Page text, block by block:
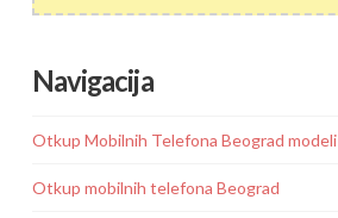
Navigacija
Otkup Mobilnih Telefona Beograd modeli
Otkup mobilnih telefona Beograd